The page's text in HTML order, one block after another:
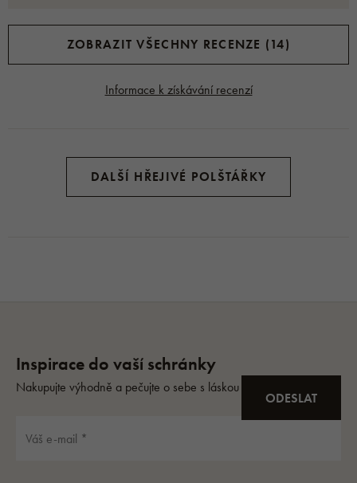
ZOBRAZIT VŠECHNY RECENZE (14)
Informace k získávání recenzí
DALŠÍ HŘEJIVÉ POLŠTÁŘKY